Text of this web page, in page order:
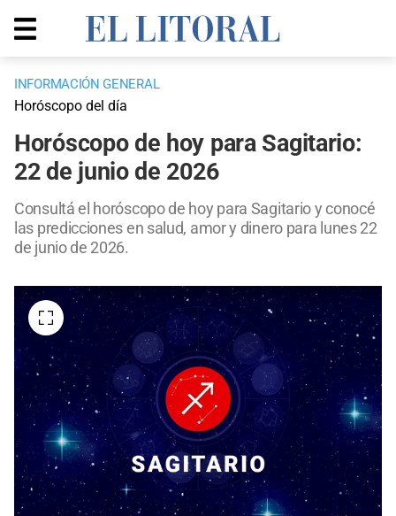
INFORMACIÓN GENERAL
Horóscopo del día
Horóscopo de hoy para Sagitario:
22 de junio de 2026
Consultá el horóscopo de hoy para Sagitario y conocé
las predicciones en salud, amor y dinero para lunes 22
de junio de 2026.